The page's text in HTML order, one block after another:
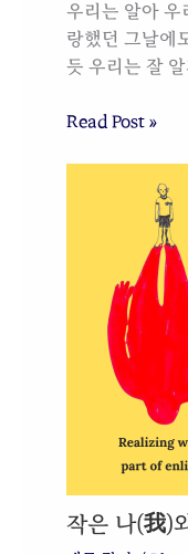
우리는 알아 우
랑했던 그날에
듯 우리는 잘
Read Post »
작은 나(我)